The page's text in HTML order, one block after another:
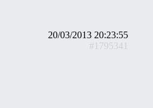
20/03/2013 20:23:55
#1795341